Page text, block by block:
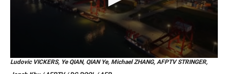
0
Ludovic VICKERS, Ye QIAN, QIAN Ye, Michael ZHANG, AFPTV STRINGER,